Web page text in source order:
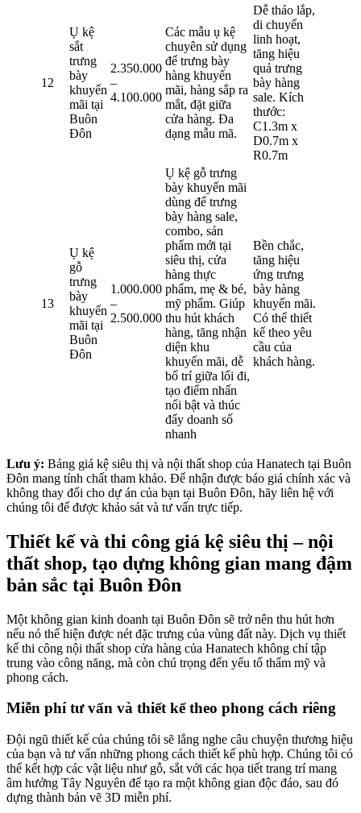
12
Ụ kệ
sắt
trưng
bày
khuyến
mãi tại
Buôn
Đôn
2.350.000
–
4.100.000
Các mẫu ụ kệ
chuyên sử dụng
để trưng bày
hàng khuyến
mãi, hàng sắp ra
mắt, đặt giữa
cửa hàng. Đa
dạng mẫu mã.
Dễ tháo lắp,
di chuyển
linh hoạt,
tăng hiệu
quả trưng
bày hàng
sale. Kích
thước:
C1.3m x
D0.7m x
R0.7m
13
Ụ kệ
gỗ
trưng
bày
khuyến
mãi tại
Buôn
Đôn
1.000.000
–
2.500.000
Ụ kệ gỗ trưng
bày khuyến mãi
dùng để trưng
bày hàng sale,
combo, sản
phẩm mới tại
siêu thị, cửa
hàng thực
phẩm, mẹ & bé,
mỹ phẩm. Giúp
thu hút khách
hàng, tăng nhận
diện khu
khuyến mãi, dễ
bố trí giữa lối đi,
tạo điểm nhấn
nổi bật và thúc
đẩy doanh số
nhanh
Bền chắc,
tăng hiệu
ứng trưng
bày hàng
khuyến mãi.
Có thể thiết
kế theo yêu
cầu của
khách hàng.
Lưu ý: Bảng giá kệ siêu thị và nội thất shop của Hanatech tại Buôn
Đôn mang tính chất tham khảo. Để nhận được báo giá chính xác và
không thay đổi cho dự án của bạn tại Buôn Đôn, hãy liên hệ với
chúng tôi để được khảo sát và tư vấn trực tiếp.
Thiết kế và thi công giá kệ siêu thị – nội
thất shop, tạo dựng không gian mang đậm
bản sắc tại Buôn Đôn
Một không gian kinh doanh tại Buôn Đôn sẽ trở nên thu hút hơn
nếu nó thể hiện được nét đặc trưng của vùng đất này. Dịch vụ thiết
kế thi công nội thất shop cửa hàng của Hanatech không chỉ tập
trung vào công năng, mà còn chú trọng đến yếu tố thẩm mỹ và
phong cách.
Miễn phí tư vấn và thiết kế theo phong cách riêng
Đội ngũ thiết kế của chúng tôi sẽ lắng nghe câu chuyện thương hiệu
của bạn và tư vấn những phong cách thiết kế phù hợp. Chúng tôi có
thể kết hợp các vật liệu như gỗ, sắt với các họa tiết trang trí mang
âm hưởng Tây Nguyên để tạo ra một không gian độc đáo, sau đó
dựng thành bản vẽ 3D miễn phí.